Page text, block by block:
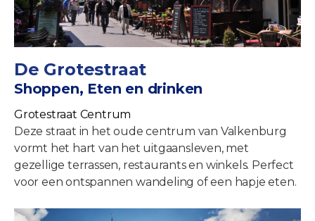
De Grotestraat
Shoppen, Eten en drinken
Grotestraat Centrum
Deze straat in het oude centrum van Valkenburg
vormt het hart van het uitgaansleven, met
gezellige terrassen, restaurants en winkels. Perfect
voor een ontspannen wandeling of een hapje eten.